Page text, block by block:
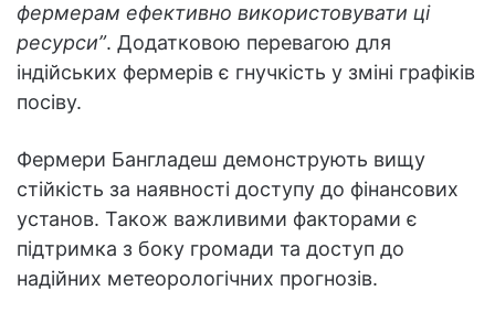
фермерам ефективно використовувати ці
ресурси”. Додатковою перевагою для
індійських фермерів є гнучкість у зміні графіків
посіву.
Фермери Бангладеш демонструють вищу
стійкість за наявності доступу до фінансових
установ. Також важливими факторами є
підтримка з боку громади та доступ до
надійних метеорологічних прогнозів.